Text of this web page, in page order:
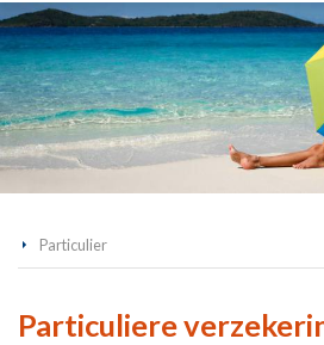
Particulier
Particuliere